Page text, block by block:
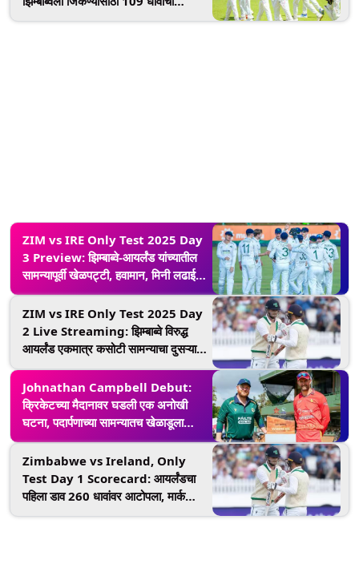
ZIM vs IRE Only Test 2025 Day
3 Preview: झिम्बाब्वे-आयर्लंड यांच्यातील
सामन्यापूर्वी खेळपट्टी, हवामान, मिनी लढाई
आणि स्ट्रीमिंगसह सर्व तपशील जाणून घ्या
ZIM vs IRE Only Test 2025 Day
2 Live Streaming: झिम्बाब्वे विरुद्ध
आयर्लंड एकमात्र कसोटी सामन्याचा दुसऱ्या
दिवसाचा खेळ रोमहर्षक ठरणार, जाणून घ्या
केव्हा, कुठे आणि कसे पहायचे थेट प्रक्षेपण
Johnathan Campbell Debut:
क्रिकेटच्या मैदानावर घडली एक अनोखी
घटना, पदार्पणाच्या सामन्यातच खेळाडूला
मिळाले संघाचे कर्णधारपद
Zimbabwe vs Ireland, Only
Test Day 1 Scorecard: आयर्लंडचा
पहिला डाव 260 धावांवर आटोपला, मार्क